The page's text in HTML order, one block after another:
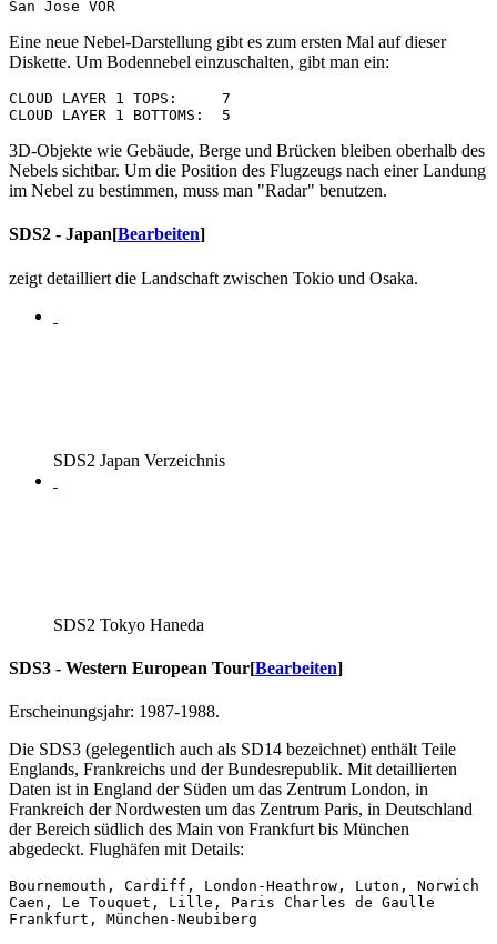
Eine neue Nebel-Darstellung gibt es zum ersten Mal auf dieser
Diskette. Um Bodennebel einzuschalten, gibt man ein:
CLOUD LAYER 1 TOPS:     7
3D-Objekte wie Gebäude, Berge und Brücken bleiben oberhalb des
Nebels sichtbar. Um die Position des Flugzeugs nach einer Landung
im Nebel zu bestimmen, muss man "Radar" benutzen.
SDS2 - Japan[Bearbeiten]
zeigt detailliert die Landschaft zwischen Tokio und Osaka.
SDS2 Japan Verzeichnis
SDS2 Tokyo Haneda
SDS3 - Western European Tour[Bearbeiten]
Erscheinungsjahr: 1987-1988.
Die SDS3 (gelegentlich auch als SD14 bezeichnet) enthält Teile
Englands, Frankreichs und der Bundesrepublik. Mit detaillierten
Daten ist in England der Süden um das Zentrum London, in
Frankreich der Nordwesten um das Zentrum Paris, in Deutschland
der Bereich südlich des Main von Frankfurt bis München
abgedeckt. Flughäfen mit Details:
Bournemouth, Cardiff, London-Heathrow, Luton, Norwich
Caen, Le Touquet, Lille, Paris Charles de Gaulle